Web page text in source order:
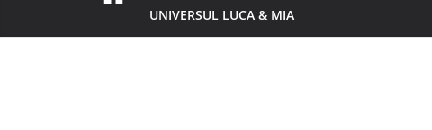
UNIVERSUL LUCA & MIA